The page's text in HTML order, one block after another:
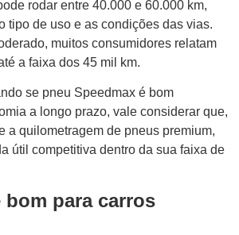
rodar entre 40.000 e 60.000 km,
tipo de uso e as condições das vias.
muitos consumidores relatam
a faixa dos 45 mil km.
se pneu Speedmax é bom
a longo prazo, vale considerar que,
a quilometragem de pneus premium,
útil competitiva dentro da sua faixa de
bom para carros